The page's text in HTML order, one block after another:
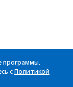
программы.
с Политикой